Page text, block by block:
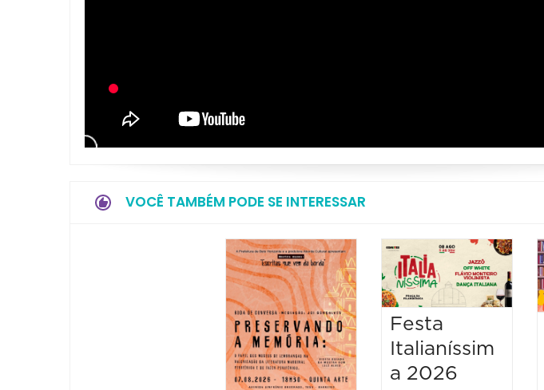
VOCÊ TAMBÉM PODE SE INTERESSAR
Festa
Italianíssim
a 2026